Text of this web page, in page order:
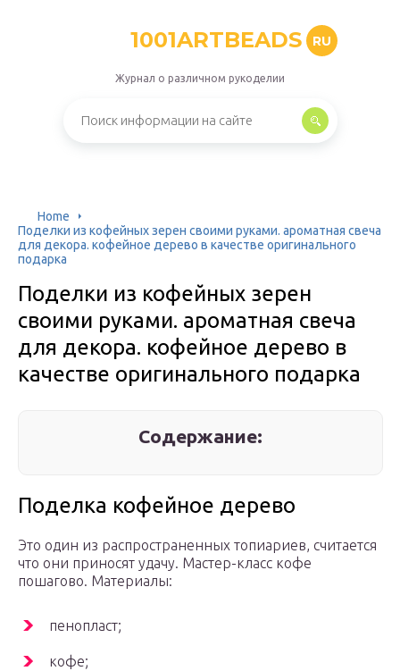
1001ARTBEADS RU
Журнал о различном рукоделии
Home
Поделки из кофейных зерен своими руками. ароматная свеча
для декора. кофейное дерево в качестве оригинального
подарка
Поделки из кофейных зерен
своими руками. ароматная свеча
для декора. кофейное дерево в
качестве оригинального подарка
Содержание:
Поделка кофейное дерево
Это один из распространенных топиариев, считается
что они приносят удачу. Мастер-класс кофе
пошагово. Материалы:
пенопласт;
кофе;